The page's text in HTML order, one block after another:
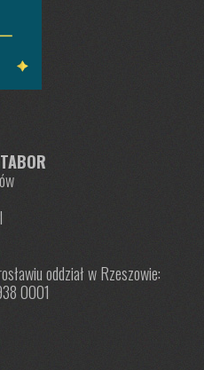
oddział w Rzeszowie:
0001